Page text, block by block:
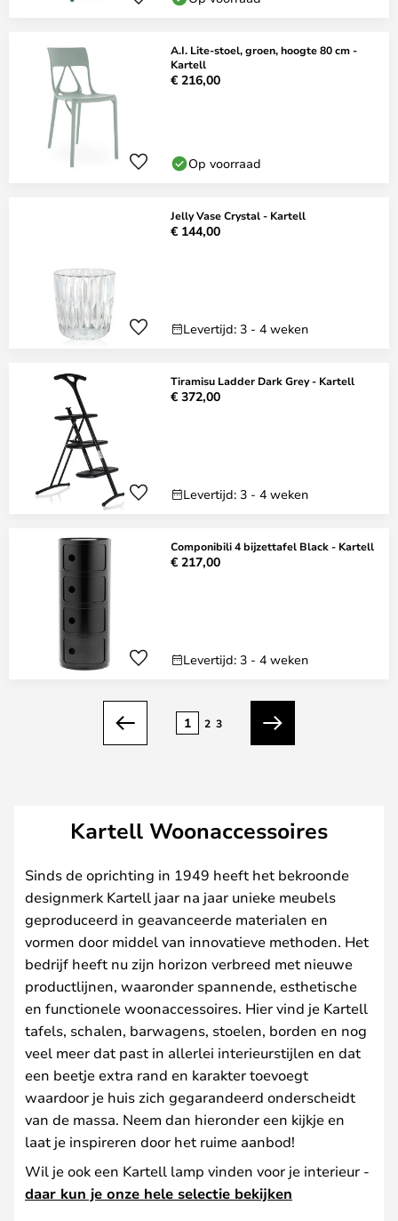
A.I. Lite-stoel, groen, hoogte 80 cm -
Kartell
€ 216,00
Op voorraad
Jelly Vase Crystal - Kartell
€ 144,00
Levertijd: 3 - 4 weken
Tiramisu Ladder Dark Grey - Kartell
€ 372,00
Levertijd: 3 - 4 weken
Componibili 4 bijzettafel Black - Kartell
€ 217,00
Levertijd: 3 - 4 weken
Vorige
1 2 3
Volgende
Kartell Woonaccessoires
Sinds de oprichting in 1949 heeft het bekroonde
designmerk Kartell jaar na jaar unieke meubels
geproduceerd in geavanceerde materialen en
vormen door middel van innovatieve methoden. Het
bedrijf heeft nu zijn horizon verbreed met nieuwe
productlijnen, waaronder spannende, esthetische
en functionele woonaccessoires. Hier vind je Kartell
tafels, schalen, barwagens, stoelen, borden en nog
veel meer dat past in allerlei interieurstijlen en dat
een beetje extra rand en karakter toevoegt
waardoor je huis zich gegarandeerd onderscheidt
van de massa. Neem dan hieronder een kijkje en
laat je inspireren door het ruime aanbod!
Wil je ook een Kartell lamp vinden voor je interieur -
daar kun je onze hele selectie bekijken